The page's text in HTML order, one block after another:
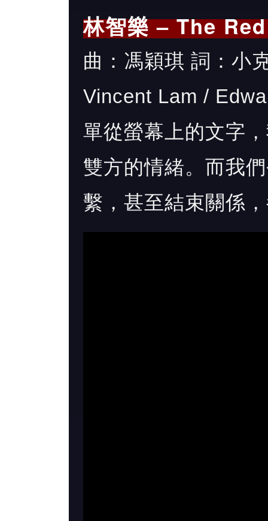
林智樂 – The
曲：馮穎琪 詞：小
Vincent Lam /
單從螢幕上的文字
雙方的情緒。而我
繫，甚至結束關係